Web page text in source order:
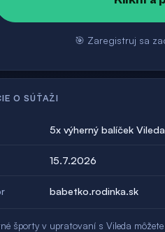
🎯 Zaregistruj sa
O SÚŤAŽI
5x výherný balíček
15.7.2026
babetko.rodinka.sk
športy v upratovaní s Vileda